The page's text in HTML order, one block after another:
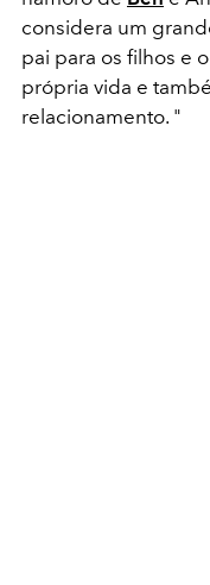
considera um
pai para os filhos e
própria vida e
relacionamento. "